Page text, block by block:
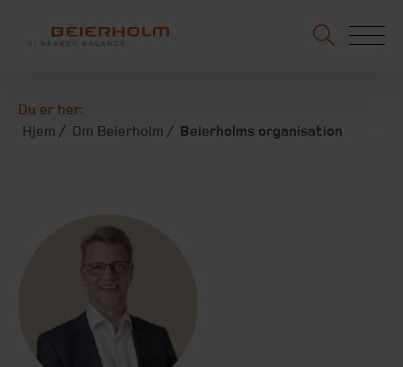
Du er her:
Hjem
Om Beierholm Beierholms organisation